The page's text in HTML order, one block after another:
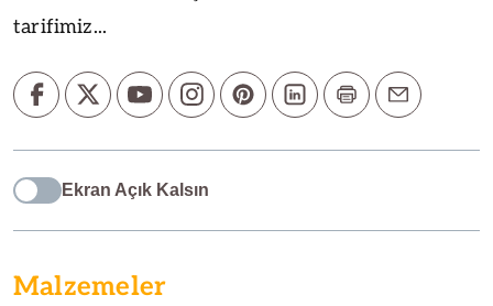
tarifimiz...
Ekran Açık Kalsın
Malzemeler